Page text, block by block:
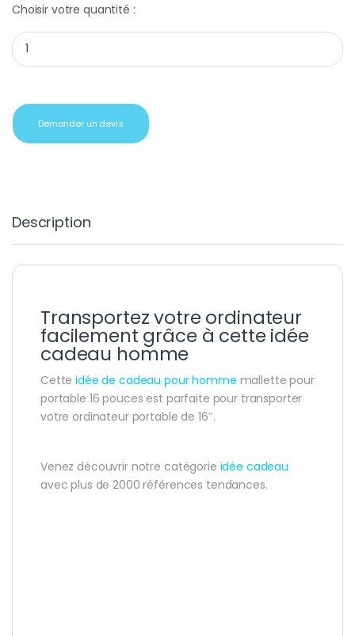
Choisir votre quantité :
Idée de cadeau pour homme mallette pour portable 16
Demander un devis
Description
Transportez votre ordinateur
facilement grâce à cette idée
cadeau homme
Cetteidée de cadeau pour homme mallette pour
portable 16 pouces est parfaite pour transporter
votre ordinateur portable de 16″.
Venez découvrir notre catégorie idée cadeau
avec plus de 2000 références tendances.